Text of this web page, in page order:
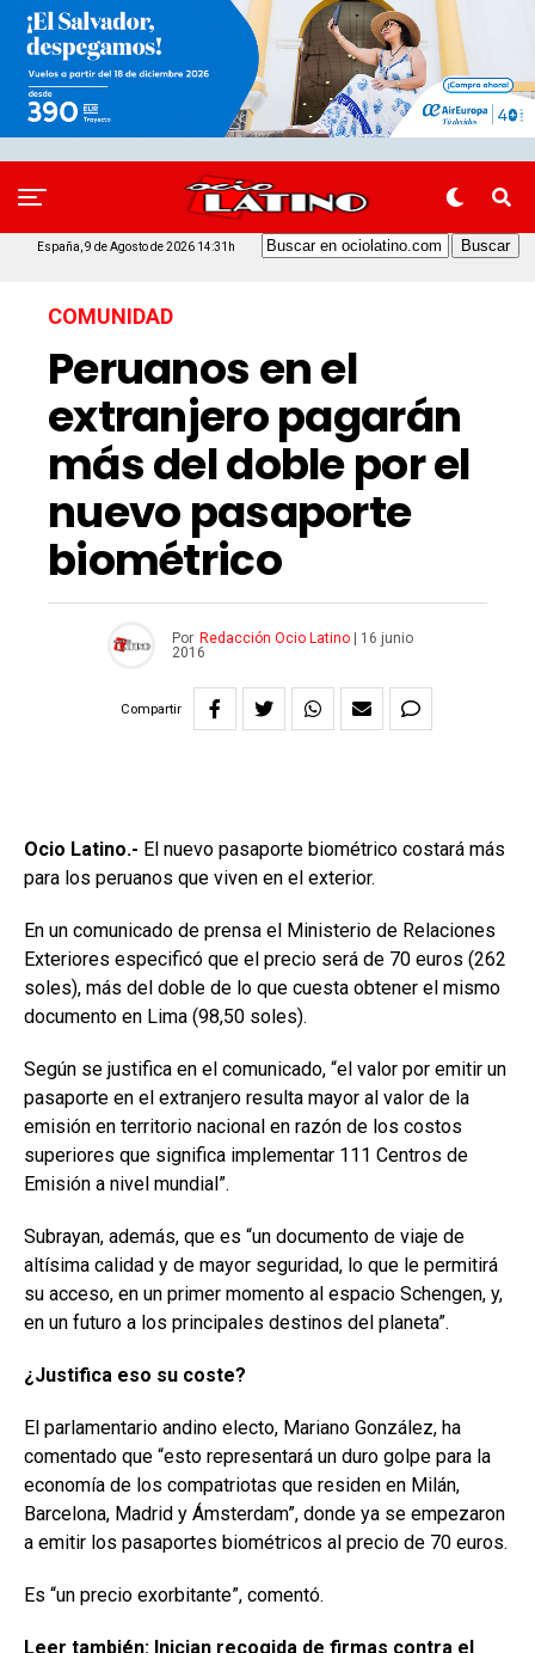
España, 9 de Agosto de 2026 14:31h
COMUNIDAD
Peruanos en el
extranjero pagarán
más del doble por el
nuevo pasaporte
biométrico
Por Redacción Ocio Latino|
16 junio
2016
Compartir
Ocio Latino.- El nuevo pasaporte biométrico costará más
para los peruanos que viven en el exterior.
En un comunicado de prensa el Ministerio de Relaciones
Exteriores especificó que el precio será de 70 euros (262
soles), más del doble de lo que cuesta obtener el mismo
documento en Lima (98,50 soles).
Según se justifica en el comunicado, “el valor por emitir un
pasaporte en el extranjero resulta mayor al valor de la
emisión en territorio nacional en razón de los costos
superiores que significa implementar 111 Centros de
Emisión a nivel mundial”.
Subrayan, además, que es “un documento de viaje de
altísima calidad y de mayor seguridad, lo que le permitirá
su acceso, en un primer momento al espacio Schengen, y,
en un futuro a los principales destinos del planeta”.
¿Justifica eso su coste?
El parlamentario andino electo, Mariano González, ha
comentado que “esto representará un duro golpe para la
economía de los compatriotas que residen en Milán,
Barcelona, Madrid y Ámsterdam”, donde ya se empezaron
a emitir los pasaportes biométricos al precio de 70 euros.
Es “un precio exorbitante”, comentó.
Leer también: Inician recogida de firmas contra el